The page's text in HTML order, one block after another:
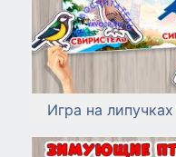
Игра на